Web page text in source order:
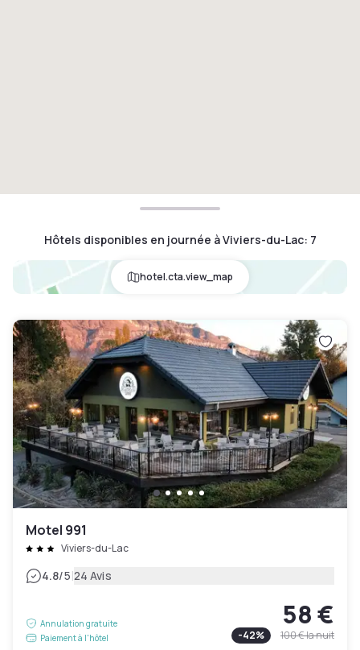
Hôtels disponibles en journée à Viviers-du-Lac: 7
hotel.cta.view_map
Motel 991
Viviers-du-Lac
4.8/5|24 Avis
Annulation gratuite
Paiement à l'hôtel
58 €
-42% 100 €la nuit